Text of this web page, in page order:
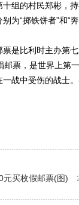
的村民郑彬，持
为“掷铁饼者”和“
比利时主办第
邮票，是世界上第
战中受伤的战士
元买枚假邮票(图)